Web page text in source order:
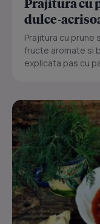
Prajitura cu
dulce-
Prajitura cu prune
fructe aromate si
explicata pas cu